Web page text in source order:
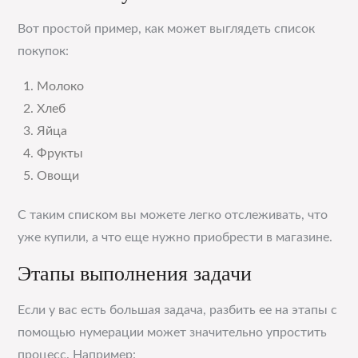
Вот простой пример, как может выглядеть список
покупок:
Молоко
Хлеб
Яйца
Фрукты
Овощи
С таким списком вы можете легко отслеживать, что
уже купили, а что еще нужно приобрести в магазине.
Этапы выполнения задачи
Если у вас есть большая задача, разбить ее на этапы с
помощью нумерации может значительно упростить
процесс. Например: